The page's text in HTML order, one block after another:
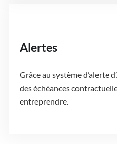
Alertes
Grâce au système d’alerte
des échéances
entreprendre.